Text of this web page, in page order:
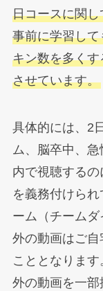
日コースに関
事前に学習し
キン数を多く
させています。
具体的には、2
ム、脳卒中、
内で視聴する
を義務付けら
ーム（チーム
外の動画はご自
こととなりま
外の動画を一部